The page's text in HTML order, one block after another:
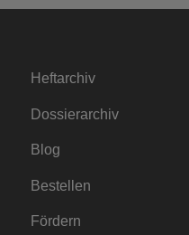
Heftarchiv
Dossierarchiv
Blog
Bestellen
Fördern